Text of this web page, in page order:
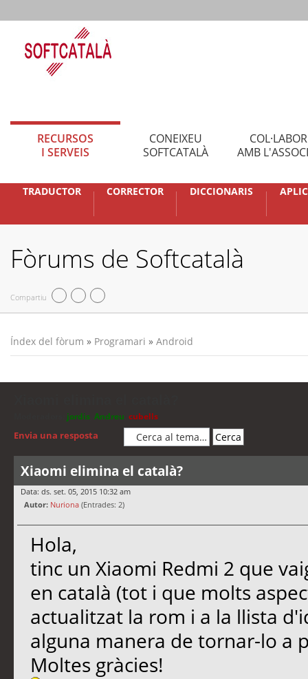
RECURSOS
I SERVEIS
CONEIXEU
SOFTCATALÀ
AMB
TRADUCTOR CORRECTOR DICCIONARIS
Fòrums de Softcatalà
Compartiu
Índex del fòrum » Programari » Android
jordis Andreu cubells
Envia una resposta
Xiaomi elimina el català?
Data: ds. set. 05, 2015 10:32 am
Autor: Nuriona (Entrades: 2)
Hola,
tinc un Xiaomi Redmi 2 que
en català (tot i que molts
actualitzat la rom i a la llista
alguna manera de tornar-lo a
Moltes gràcies!